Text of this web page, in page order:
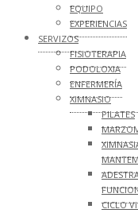
EQUIPO
EXPERIENCIAS
SERVIZOS
FISIOTERAPIA
PODOLOXIA
ENFERMERÍA
XIMNASIO
PILATES
CICLO